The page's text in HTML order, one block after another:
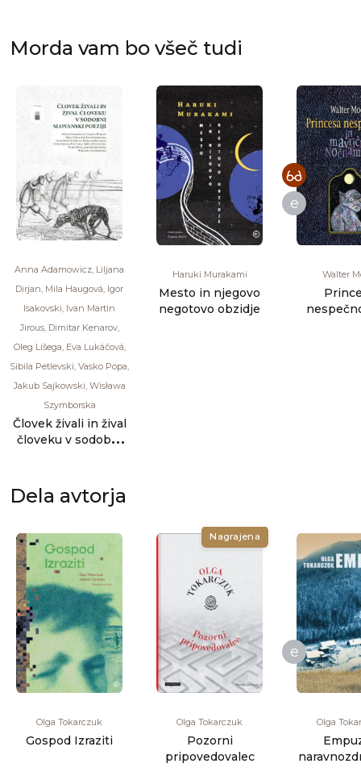
Morda vam bo všeč tudi
Anna Adamowicz, Liljana
Dirjan, Mila Haugová, Igor
Isakovski, Ivan Martin
Jirous, Dimitar Kenarov,
Oleg Lišega, Eva Lukáčová,
Sibila Petlevski, Vasko Popa,
Jakub Sajkowski, Wisława
Szymborska
Človek živali in žival
človeku v sodobni
Haruki Murakami
Mesto in njegovo
negotovo obzidje
e
Walter
Dela avtorja
Olga Tokarczuk
Gospod Izraziti
Nagrajena
Olga Tokarczuk
Pozorni
pripovedovalec
e
Olga